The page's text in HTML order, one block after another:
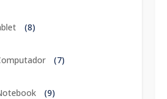
(8)
(7)
(9)